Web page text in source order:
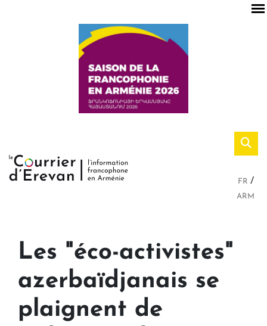
FR
ARM
Les "éco-activistes"
azerbaïdjanais se
plaignent de